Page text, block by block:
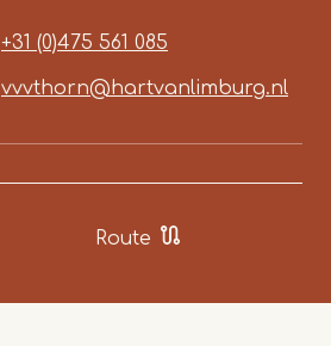
+31 (0)475 561 085
vvvthorn@hartvanlimburg.nl
Route